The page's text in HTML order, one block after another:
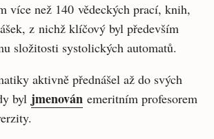
více než 140 vědeckých prací, knih,
z nichž klíčový byl především
složitosti systolických automatů.
aktivně přednášel až do svých
byl jmenován emeritním profesorem